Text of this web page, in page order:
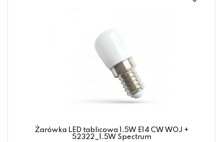
Żarówka LED tablicowa 1,5W E14 CW WOJ +
52322_1.5W Spectrum